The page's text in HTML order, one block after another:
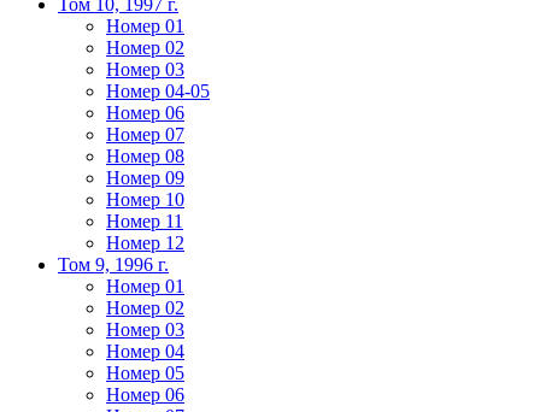
Том 10, 1997 г.
Номер 01
Номер 02
Номер 03
Номер 04-05
Номер 06
Номер 07
Номер 08
Номер 09
Номер 10
Номер 11
Номер 12
Том 9, 1996 г.
Номер 01
Номер 02
Номер 03
Номер 04
Номер 05
Номер 06